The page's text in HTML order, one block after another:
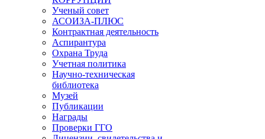
Ученый совет
АСОИЗА-ПЛЮС
Контрактная деятельность
Аспирантура
Охрана Труда
Учетная политика
Научно-техническая
библиотека
Музей
Публикации
Награды
Проверки ГГО